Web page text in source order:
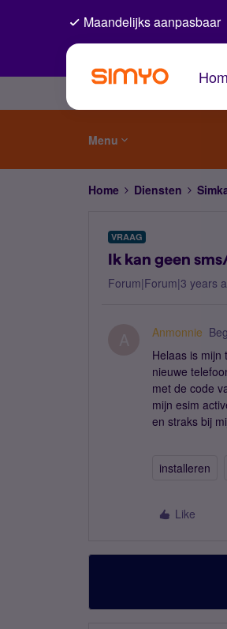
Maandelijks aanpasbaar
Menu
Home Diensten
VRAAG
Ik kan geen
Forum|Forum|3 years
Anmonnie
Helaas is mijn
nieuwe
met de code
mijn esim
en straks bij
installeren
Like